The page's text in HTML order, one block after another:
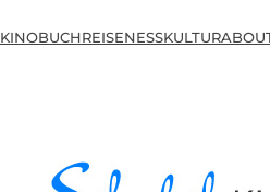
KINOBUCHREISENESSKULTUR